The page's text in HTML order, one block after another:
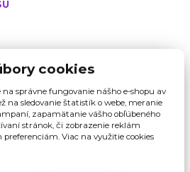
cookies
na správne fungovanie nášho e-shopu av
na sledovanie štatistík o webe, meranie
zapamätanie vášho obľúbeného
stránok, či zobrazenie reklám
preferenciám. Viac na využitie cookies